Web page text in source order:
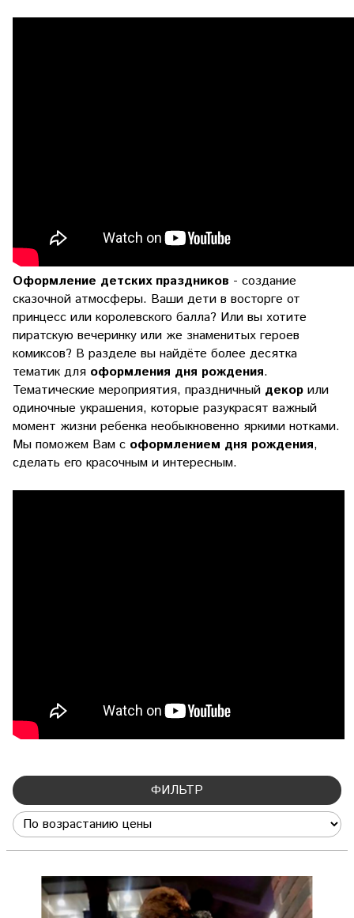
Оформление детских праздников - создание
сказочной атмосферы. Ваши дети в восторге от
принцесс или королевского балла? Или вы хотите
пиратскую вечеринку или же знаменитых героев
комиксов? В разделе вы найдёте более десятка
тематик для оформления дня рождения.
Тематические мероприятия, праздничный декор или
одиночные украшения, которые разукрасят важный
момент жизни ребенка необыкновенно яркими нотками.
Мы поможем Вам c оформлением дня рождения,
сделать его красочным и интересным.
ФИЛЬТР